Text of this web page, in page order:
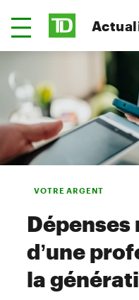
VOTRE ARGENT
Dépenses
d’une
la